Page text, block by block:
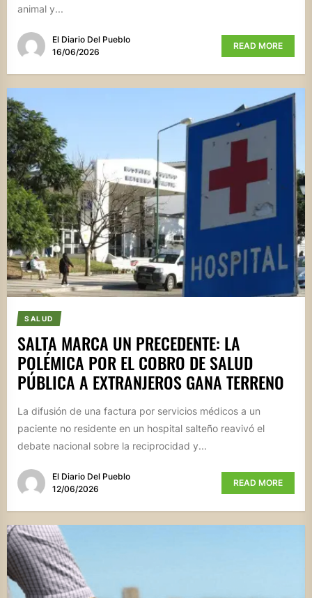
animal y...
El Diario Del Pueblo
16/06/2026
READ MORE
SALUD
SALTA MARCA UN PRECEDENTE: LA
POLÉMICA POR EL COBRO DE SALUD
PÚBLICA A EXTRANJEROS GANA TERRENO
La difusión de una factura por servicios médicos a un
paciente no residente en un hospital salteño reavivó el
debate nacional sobre la reciprocidad y...
El Diario Del Pueblo
12/06/2026
READ MORE